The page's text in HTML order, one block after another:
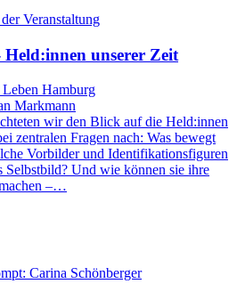
Veranstaltung
unserer Zeit
Hamburg
Markmann
wir den Blick auf die Held:innen
zentralen Fragen nach: Was bewegt
Vorbilder und Identifikationsfiguren
Selbstbild? Und wie können sie ihre
–…
Carina Schönberger